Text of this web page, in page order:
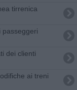
tirrenica
passeggeri
dei clienti
ai treni